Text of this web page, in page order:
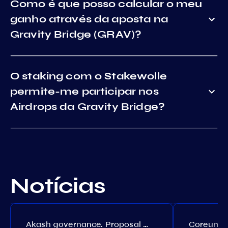
Como é que posso calcular o meu
ganho através da aposta na
Gravity Bridge (GRAV)?
O staking com o Stakewolle
permite-me participar nos
Airdrops da Gravity Bridge?
Notícias
Akash governance. Proposal №308